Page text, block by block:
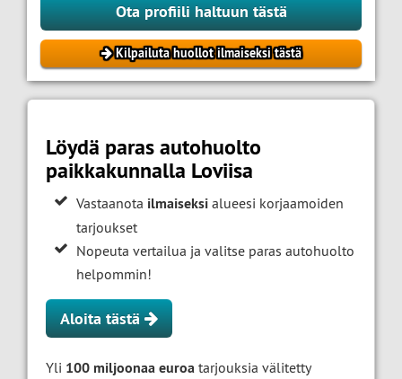
Ota profiili haltuun tästä
Kilpailuta huollot ilmaiseksi tästä
Löydä paras autohuolto
paikkakunnalla Loviisa
Vastaanota ilmaiseksi alueesi korjaamoiden
tarjoukset
Nopeuta vertailua ja valitse paras autohuolto
helpommin!
Aloita tästä
Yli 100 miljoonaa euroa tarjouksia välitetty